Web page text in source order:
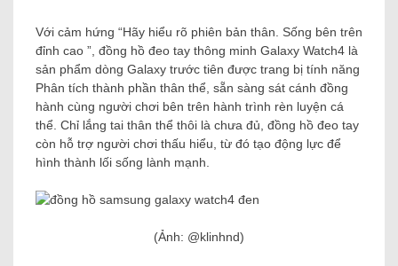
Với cảm hứng “Hãy hiểu rõ phiên bản thân. Sống bên trên
đỉnh cao ”, đồng hồ đeo tay thông minh Galaxy Watch4 là
sản phẩm dòng Galaxy trước tiên được trang bị tính năng
Phân tích thành phần thân thể, sẵn sàng sát cánh đồng
hành cùng người chơi bên trên hành trình rèn luyện cá
thể. Chỉ lắng tai thân thể thôi là chưa đủ, đồng hồ đeo tay
còn hỗ trợ người chơi thấu hiểu, từ đó tạo động lực để
hình thành lối sống lành mạnh.
(Ảnh: @klinhnd)